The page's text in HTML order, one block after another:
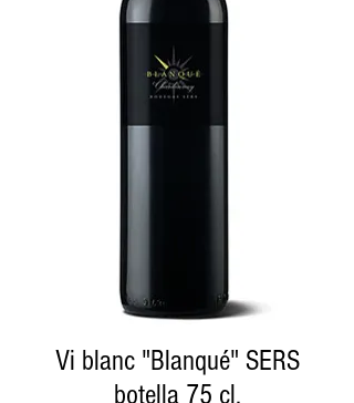
Vi blanc "Blanqué" SERS
botella 75 cl.